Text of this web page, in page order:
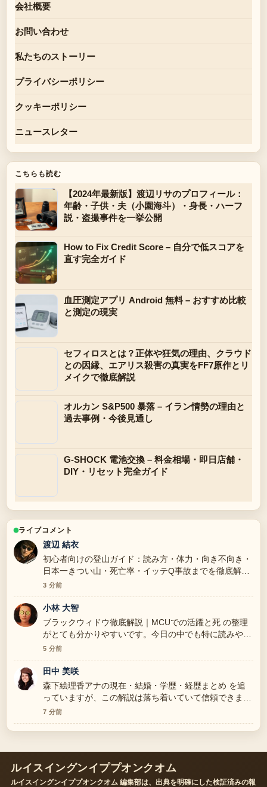
会社概要
お問い合わせ
私たちのストーリー
プライバシーポリシー
クッキーポリシー
ニュースレター
こちらも読む
【2024年最新版】渡辺リサのプロフィール：
年齢・子供・夫（小園海斗）・身長・ハーフ
説・盗撮事件を一挙公開
How to Fix Credit Score – 自分で低スコアを
直す完全ガイド
血圧測定アプリ Android 無料 – おすすめ比較
と測定の現実
セフィロスとは？正体や狂気の理由、クラウド
との因縁、エアリス殺害の真実をFF7原作とリ
メイクで徹底解説
オルカン S&P500 暴落 – イラン情勢の理由と
過去事例・今後見通し
G-SHOCK 電池交換 – 料金相場・即日店舗・
DIY・リセット完全ガイド
ライブコメント
渡辺 結衣
初心者向けの登山ガイド：読み方・体力・向き不向き・
日本一きつい山・死亡率・イッテQ事故までを徹底解説
周辺の検証がしっかりしていて安心感があります。
3 分前
小林 大智
ブラックウィドウ徹底解説｜MCUでの活躍と死 の整理
がとても分かりやすいです。今日の中でも特に読みやす
いです。
5 分前
田中 美咲
森下絵理香アナの現在・結婚・学歴・経歴まとめ を追
っていますが、この解説は落ち着いていて信頼できま
す。
7 分前
ルイスイングンイププオンクオム
ルイスイングンイププオンクオム 編集部は、出典を明確にした検証済みの報